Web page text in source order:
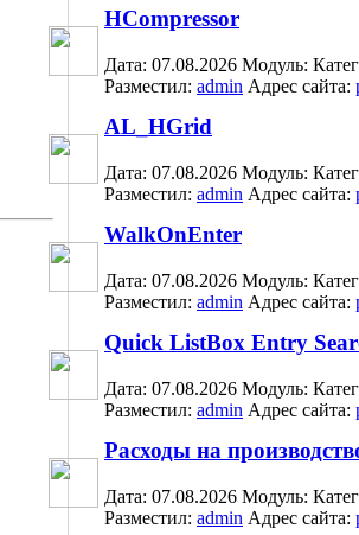
HCompressor
Дата: 07.08.2026 Модуль:
Разместил: admin Адрес сайта:
AL_HGrid
Дата: 07.08.2026 Модуль:
Разместил: admin Адрес сайта:
WalkOnEnter
Дата: 07.08.2026 Модуль:
Разместил: admin Адрес сайта:
Quick ListBox Entry
Дата: 07.08.2026 Модуль:
Разместил: admin Адрес сайта:
Расходы на
Дата: 07.08.2026 Модуль:
Разместил: admin Адрес сайта: